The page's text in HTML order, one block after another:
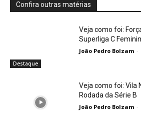
Confira outras matérias
Destaque
Veja como foi:
Superliga C
João Pedro Bolzam -
Veja como foi: Vila
Rodada da Série B
João Pedro Bolzam -